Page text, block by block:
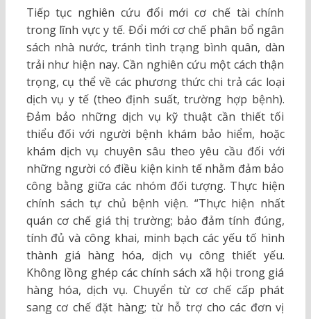
Tiếp tục nghiên cứu đổi mới cơ chế tài chính
trong lĩnh vực y tế. Đổi mới cơ chế phân bổ ngân
sách nhà nước, tránh tình trạng bình quân, dàn
trải như hiện nay. Cần nghiên cứu một cách thận
trọng, cụ thể về các phương thức chi trả các loại
dịch vụ y tế (theo định suất, trường hợp bệnh).
Đảm bảo những dịch vụ kỹ thuật cần thiết tối
thiểu đối với người bệnh khám bảo hiểm, hoặc
khám dịch vụ chuyên sâu theo yêu cầu đối với
những người có điều kiện kinh tế nhằm đảm bảo
công bằng giữa các nhóm đối tượng. Thực hiện
chính sách tự chủ bệnh viện. “Thực hiện nhất
quán cơ chế giá thị trường; bảo đảm tính đúng,
tính đủ và công khai, minh bạch các yếu tố hình
thành giá hàng hóa, dịch vụ công thiết yếu.
Không lồng ghép các chính sách xã hội trong giá
hàng hóa, dịch vụ. Chuyển từ cơ chế cấp phát
sang cơ chế đặt hàng; từ hỗ trợ cho các đơn vị